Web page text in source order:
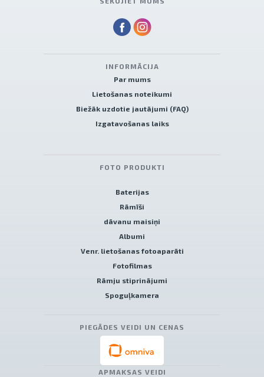
INFORMĀCIJA
Par mums
Lietošanas noteikumi
Biežāk uzdotie jautājumi (FAQ)
Izgatavošanas laiks
FOTO PRODUKTI
Baterijas
Rāmīši
dāvanu maisiņi
Albumi
Venr. lietošanas fotoaparāti
Fotofilmas
Rāmju stiprinājumi
Spoguļkamera
PIEGĀDES VEIDI UN CENAS
APMAKSAS VEIDI